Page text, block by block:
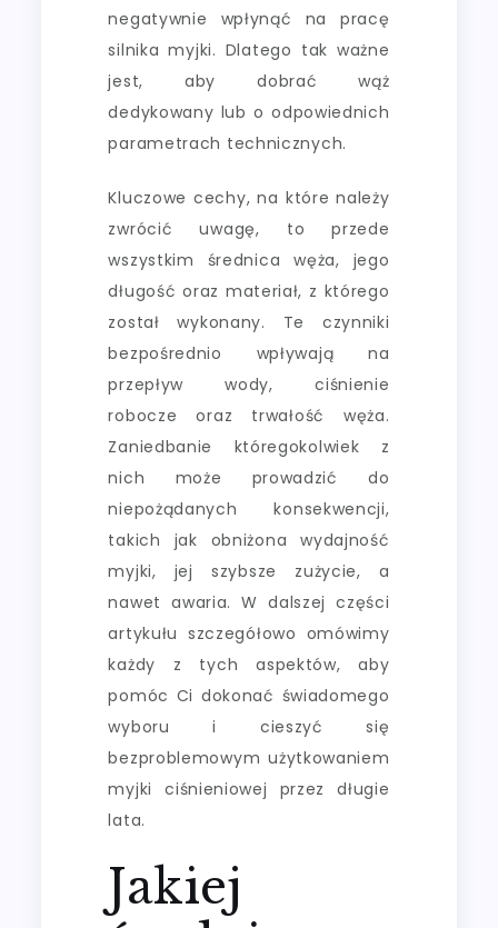
negatywnie wpłynąć na pracę
silnika myjki. Dlatego tak ważne
jest, aby dobrać wąż
dedykowany lub o odpowiednich
parametrach technicznych.
Kluczowe cechy, na które należy
zwrócić uwagę, to przede
wszystkim średnica węża, jego
długość oraz materiał, z którego
został wykonany. Te czynniki
bezpośrednio wpływają na
przepływ wody, ciśnienie
robocze oraz trwałość węża.
Zaniedbanie któregokolwiek z
nich może prowadzić do
niepożądanych konsekwencji,
takich jak obniżona wydajność
myjki, jej szybsze zużycie, a
nawet awaria. W dalszej części
artykułu szczegółowo omówimy
każdy z tych aspektów, aby
pomóc Ci dokonać świadomego
wyboru i cieszyć się
bezproblemowym użytkowaniem
myjki ciśnieniowej przez długie
lata.
Jakiej